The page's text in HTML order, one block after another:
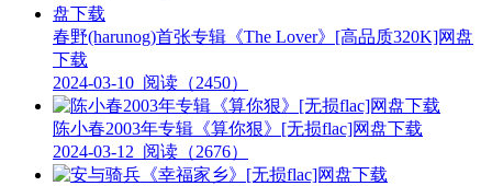
春野(harunog)首张专辑《The Lover》[高品质320K]网盘
下载
2024-03-10 阅读（2450）
陈小春2003年专辑《算你狠》[无损flac]网盘下载
2024-03-12 阅读（2676）